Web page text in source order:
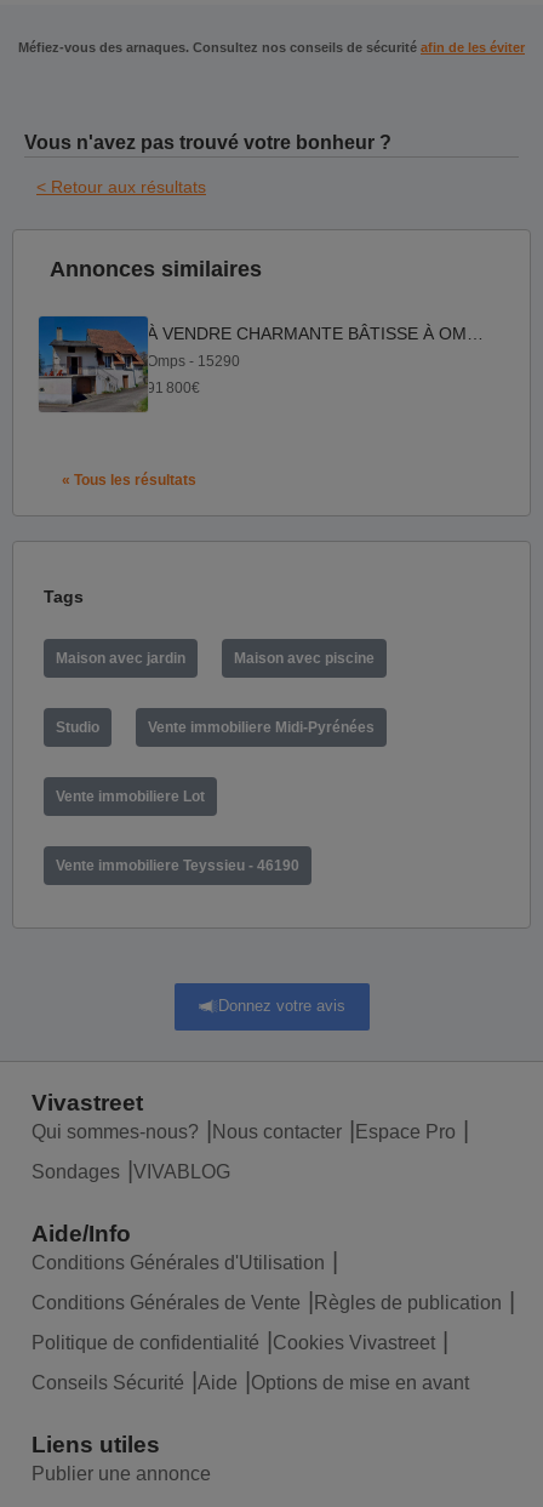
Méfiez-vous des arnaques. Consultez nos conseils de sécurité afin de les éviter
Vous n'avez pas trouvé votre bonheur ?
< Retour aux résultats
Annonces similaires
Omps - 15290
91 800€
« Tous les résultats
Tags
Maison avec jardin Maison avec piscine
Studio Vente immobiliere Midi-Pyrénées
Vente immobiliere Lot
Vente immobiliere Teyssieu - 46190
Donnez votre avis
Vivastreet
Qui sommes-nous? Nous contacter
Espace Pro
Sondages
VIVABLOG
Aide/Info
Conditions Générales d'Utilisation
Conditions Générales de Vente
Règles de publication
Politique de confidentialité
Cookies Vivastreet
Conseils Sécurité
Aide Options de mise en avant
Liens utiles
Publier une annonce